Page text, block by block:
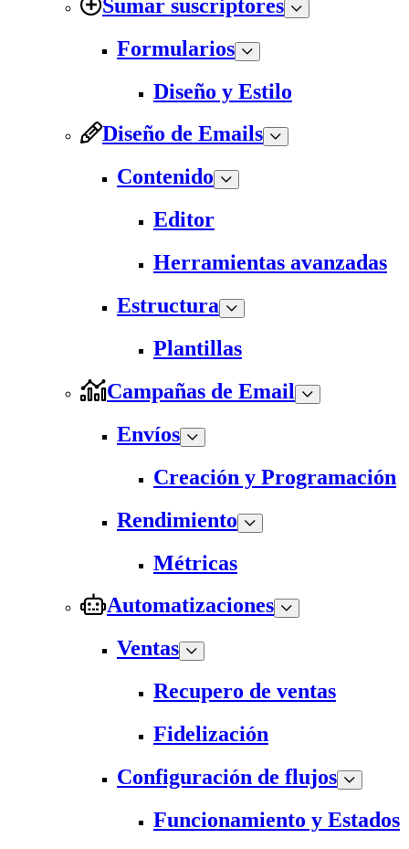
Sumar suscriptores
Formularios
Diseño y Estilo
Diseño de Emails
Contenido
Editor
Herramientas avanzadas
Estructura
Plantillas
Campañas de Email
Envíos
Creación y Programación
Rendimiento
Métricas
Automatizaciones
Ventas
Recupero de ventas
Fidelización
Configuración de flujos
Funcionamiento y Estados